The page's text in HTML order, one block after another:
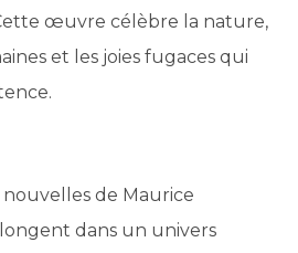
œuvre célèbre la nature,
et les joies fugaces qui
de Maurice
dans un univers